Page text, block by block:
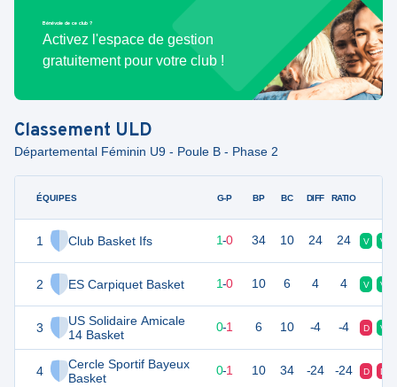
Bénévole de ce club ?
Activez l'espace de gestion
gratuitement pour votre club !
Classement ULD
Départemental Féminin U9 - Poule B - Phase 2
ÉQUIPES
1 Club Basket Ifs
2 ES Carpiquet Basket
3
US Solidaire Amicale
14 Basket
4
Cercle Sportif Bayeux
Basket
G-P BP BC DIFF RATIO
1-0 34 10 24 24 V V
2 1-0 10 6 4 4 V V
1 0-1 6 10 -4 -4 D V
1 1 0-1 10 34 -24 -24 D D